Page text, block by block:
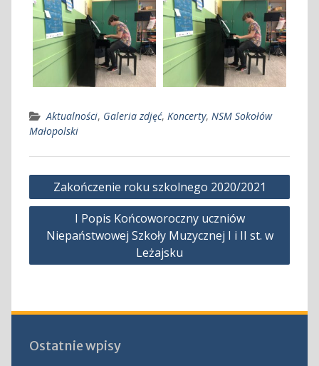
Aktualności, Galeria zdjęć, Koncerty, NSM Sokołów
Małopolski
Nawigacja
wpisu
Zakończenie roku szkolnego 2020/2021
I Popis Końcoworoczny uczniów
Niepaństwowej Szkoły Muzycznej I i II st. w
Leżajsku
Ostatnie wpisy